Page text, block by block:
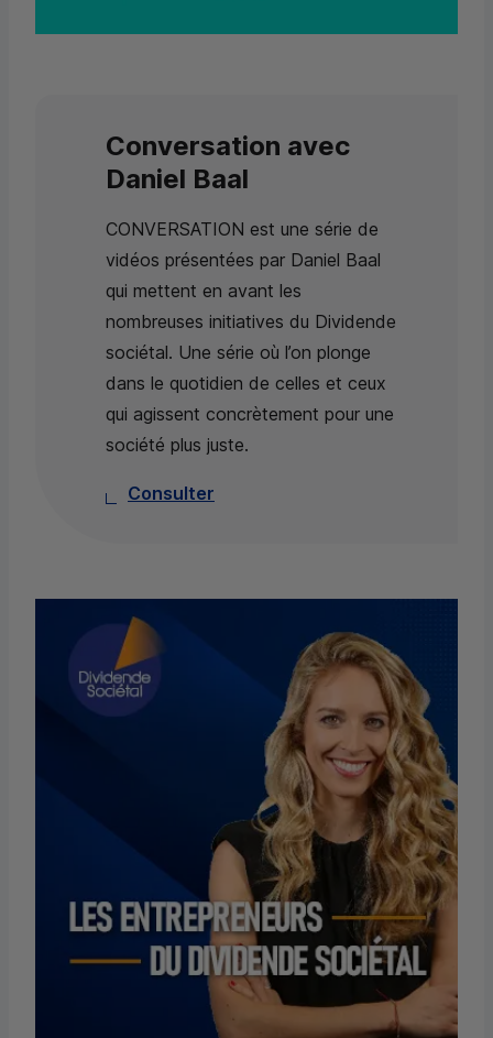
Conversation avec
Daniel Baal
CONVERSATION est une série de
vidéos présentées par Daniel Baal
qui mettent en avant les
nombreuses initiatives du Dividende
sociétal. Une série où l’on plonge
dans le quotidien de celles et ceux
qui agissent concrètement pour une
société plus juste.
Consulter